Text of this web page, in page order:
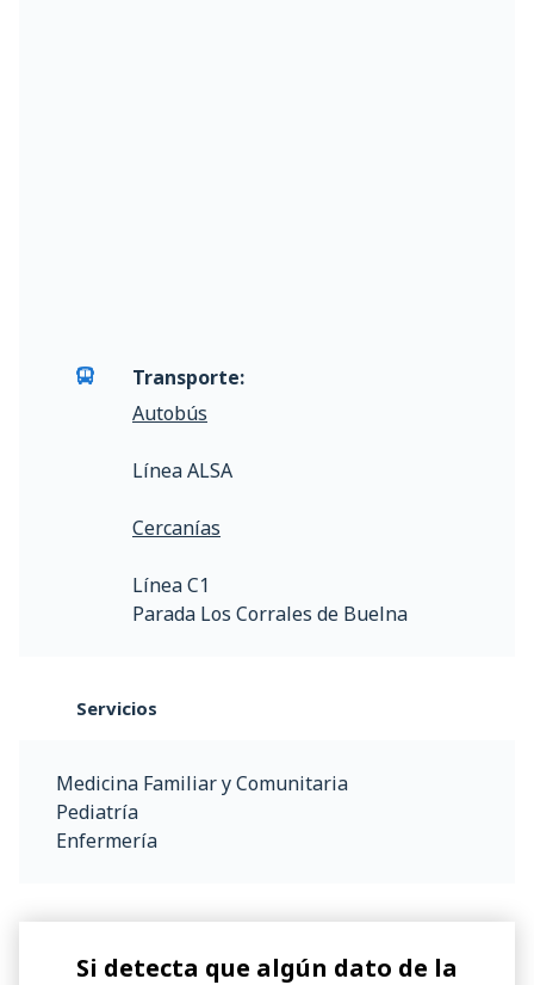
Transporte:
Autobús
Línea ALSA
Cercanías
Línea C1
Parada Los Corrales de Buelna
Servicios
Medicina Familiar y Comunitaria
Pediatría
Enfermería
Si detecta que algún dato de la